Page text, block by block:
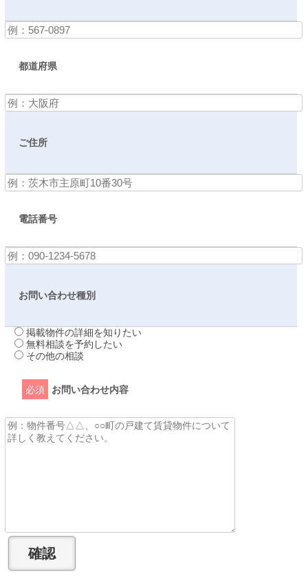
都道府県
ご住所
電話番号
お問い合わせ種別
掲載物件の詳細を知りたい
無料相談を予約したい
その他の相談
必須 お問い合わせ内容